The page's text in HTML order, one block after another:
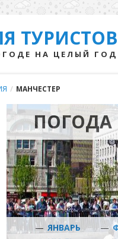
ТУРИСТОВ
НА ЦЕЛЫЙ ГОД
/ МАНЧЕСТЕР
ПОГОДА
— ЯНВАРЬ —